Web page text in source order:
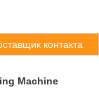
контакта
Machine